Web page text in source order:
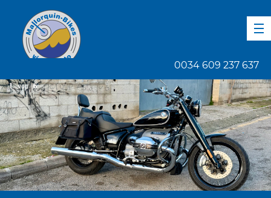
0034 609 237 637
1 von 6